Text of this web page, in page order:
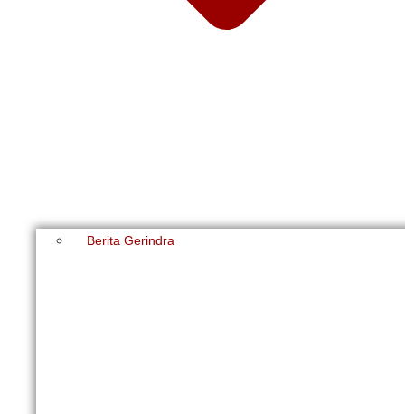
Berita Gerindra